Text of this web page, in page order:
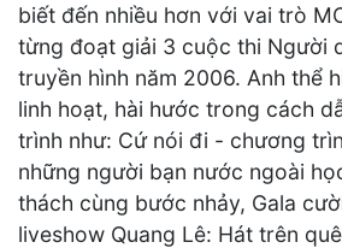
biết đến nhiều hơn với vai trò
từng đoạt giải 3 cuộc thi Người
truyền hình năm 2006. Anh thể
linh hoạt, hài hước trong cách
trình như: Cứ nói đi - chương
những người bạn nước ngoài
thách cùng bước nhảy, Gala
liveshow Quang Lê: Hát trên